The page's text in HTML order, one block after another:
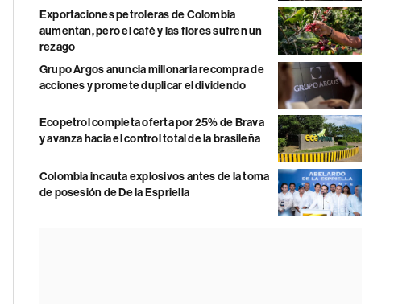
Exportaciones petroleras de Colombia
aumentan, pero el café y las flores sufren un
rezago
Grupo Argos anuncia millonaria recompra de
acciones y promete duplicar el dividendo
Ecopetrol completa oferta por 25% de Brava
y avanza hacia el control total de la brasileña
Colombia incauta explosivos antes de la toma
de posesión de De la Espriella